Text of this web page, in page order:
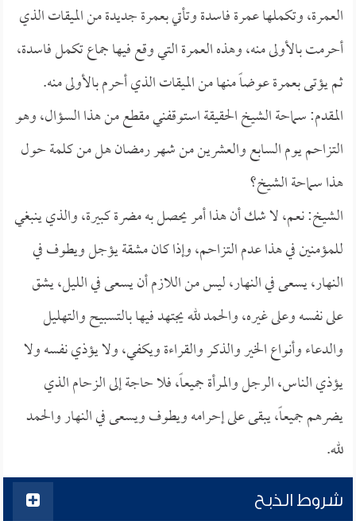
العمرة، وتكملها عمرة فاسدة وتأتي بعمرة جديدة من الميقات الذي
أحرمت بالأولى منه، وهذه العمرة التي وقع فيها جماع تكمل فاسدة،
ثم يؤتى بعمرة عوضاً منها من الميقات الذي أحرم بالأولى منه.
المقدم: سماحة الشيخ الحقيقة استوقفني مقطع من هذا السؤال، وهو
التزاحم يوم السابع والعشرين من شهر رمضان هل من كلمة حول
هذا سماحة الشيخ؟
الشيخ: نعم، لا شك أن هذا أمر يحصل به مضرة كبيرة، والذي ينبغي
للمؤمنين في هذا عدم التزاحم، وإذا كان مشقة يؤجل ويطوف في
النهار، يسعى في النهار، ليس من اللازم أن يسعى في الليل، يشق
على نفسه وعلى غيره، والحمد لله يجتهد فيها بالتسبيح والتهليل
والدعاء وأنواع الخير والذكر والقراءة ويكفي، ولا يؤذي نفسه ولا
يؤذي الناس، الرجل والمرأة جميعاً، فلا حاجة إلى الزحام الذي
يضرهم جميعاً، يبقى على إحرامه ويطوف ويسعى في النهار والحمد
لله.
شروط الذبح